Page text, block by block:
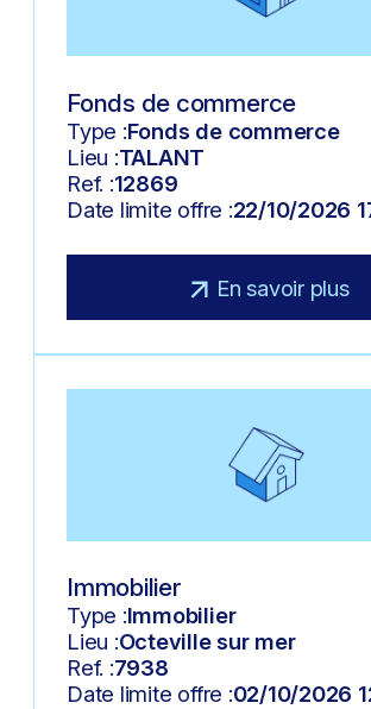
Fonds de commerce
Type :Fonds de commerce
Lieu :TALANT
Ref. :12869
Date limite offre :22/10/2026
En savoir plus
Immobilier
Type :Immobilier
Lieu :Octeville sur mer
Ref. :7938
Date limite offre :02/10/2026